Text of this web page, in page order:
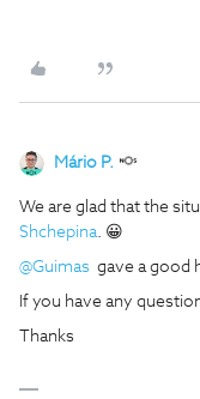
Mário P.
We are glad that the
Shchepina . 😀
@Guimas gave a good
If you have any
Thanks